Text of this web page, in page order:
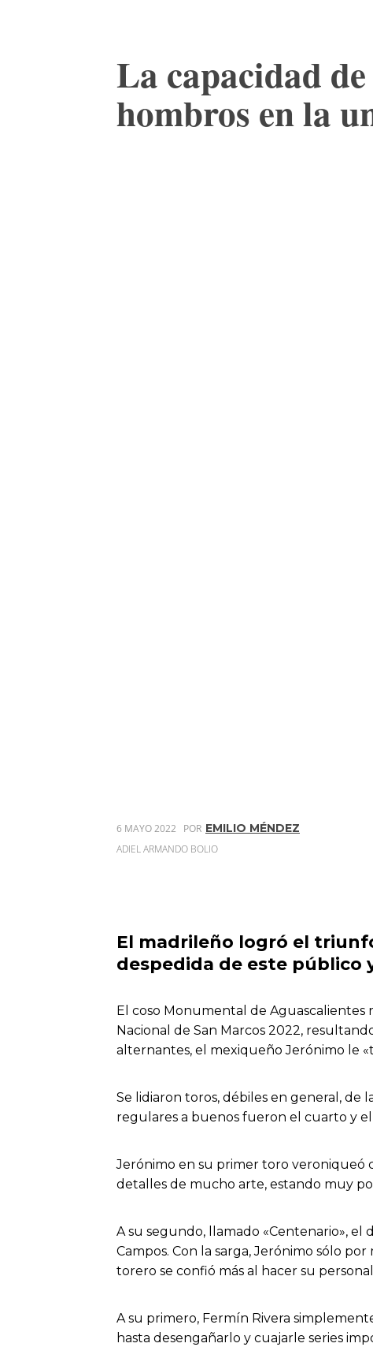
La capacidad
hombros en la
6 MAYO 2022 POR EMILIO MÉNDEZ
ADIEL ARMANDO BOLIO
El madrileño logró el
despedida de este público
El coso Monumental de Aguascalientes
Nacional de San Marcos 2022,
alternantes, el mexiqueño Jerónimo le
Se lidiaron toros, débiles en general, de
regulares a buenos fueron el cuarto y
Jerónimo en su primer toro veroniqueó
detalles de mucho arte, estando muy
A su segundo, llamado «Centenario»,
Campos. Con la sarga, Jerónimo sólo
torero se confió más al hacer su
A su primero, Fermín Rivera
hasta desengañarlo y cuajarle series